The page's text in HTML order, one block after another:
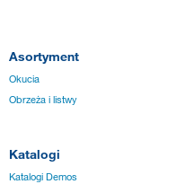
Asortyment
Okucia
Obrzeża i listwy
Katalogi
Katalogi Demos